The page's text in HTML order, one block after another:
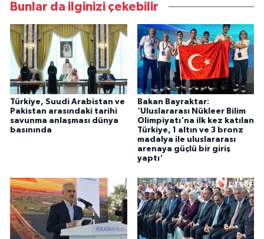
Bunlar da ilginizi çekebilir
Türkiye, Suudi Arabistan ve
Pakistan arasındaki tarihi
savunma anlaşması dünya
basınında
Bakan Bayraktar:
'Uluslararası Nükleer Bilim
Olimpiyatı'na ilk kez katılan
Türkiye, 1 altın ve 3 bronz
madalya ile uluslararası
arenaya güçlü bir giriş
yaptı'